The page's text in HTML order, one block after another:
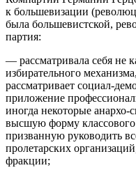
к большевизации
была большевистской,
партия:
— рассматривала себя не
избирательного
рассматривает социал-
приложение
иногда некоторые
высшую форму классового
призванную руководить
пролетарских
фракции;